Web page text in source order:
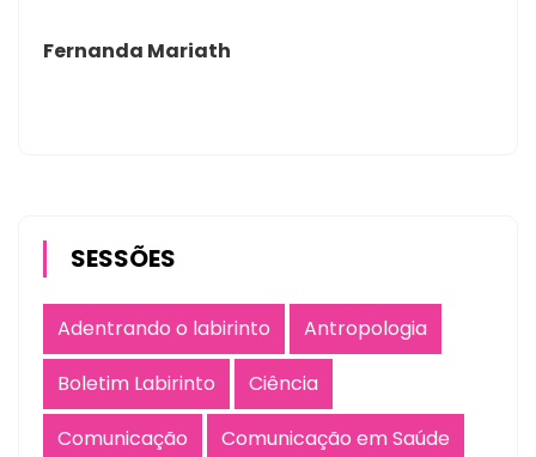
Fernanda Mariath
SESSÕES
Adentrando o labirinto
Antropologia
Boletim Labirinto
Ciência
Comunicação
Comunicação em Saúde